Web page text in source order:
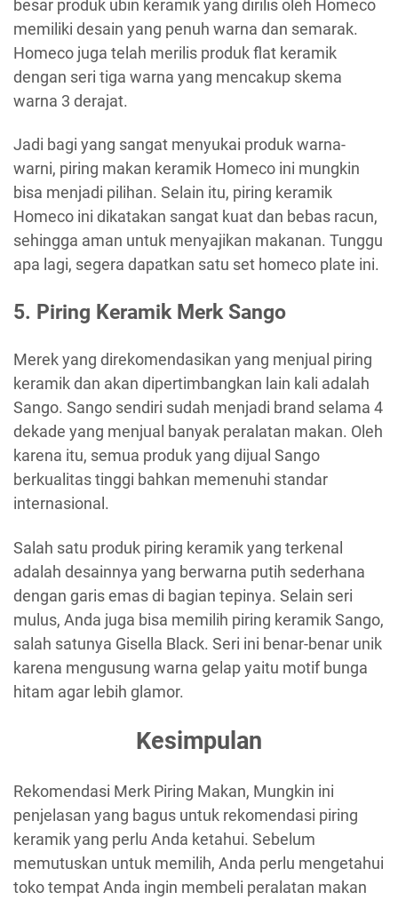
besar produk ubin keramik yang dirilis oleh Homeco
memiliki desain yang penuh warna dan semarak.
Homeco juga telah merilis produk flat keramik
dengan seri tiga warna yang mencakup skema
warna 3 derajat.
Jadi bagi yang sangat menyukai produk warna-
warni, piring makan keramik Homeco ini mungkin
bisa menjadi pilihan. Selain itu, piring keramik
Homeco ini dikatakan sangat kuat dan bebas racun,
sehingga aman untuk menyajikan makanan. Tunggu
apa lagi, segera dapatkan satu set homeco plate ini.
5. Piring Keramik Merk Sango
Merek yang direkomendasikan yang menjual piring
keramik dan akan dipertimbangkan lain kali adalah
Sango. Sango sendiri sudah menjadi brand selama 4
dekade yang menjual banyak peralatan makan. Oleh
karena itu, semua produk yang dijual Sango
berkualitas tinggi bahkan memenuhi standar
internasional.
Salah satu produk piring keramik yang terkenal
adalah desainnya yang berwarna putih sederhana
dengan garis emas di bagian tepinya. Selain seri
mulus, Anda juga bisa memilih piring keramik Sango,
salah satunya Gisella Black. Seri ini benar-benar unik
karena mengusung warna gelap yaitu motif bunga
hitam agar lebih glamor.
Kesimpulan
Rekomendasi Merk Piring Makan, Mungkin ini
penjelasan yang bagus untuk rekomendasi piring
keramik yang perlu Anda ketahui. Sebelum
memutuskan untuk memilih, Anda perlu mengetahui
toko tempat Anda ingin membeli peralatan makan